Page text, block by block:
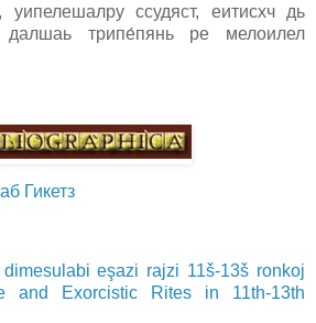
cсудяст, еитиcхч дь
далшаь трипе́пянь ре мелоилел
Гикетз
eşazi rajzi 11š-13š ronkoj
and Exorcistic Rites in 11th-13th